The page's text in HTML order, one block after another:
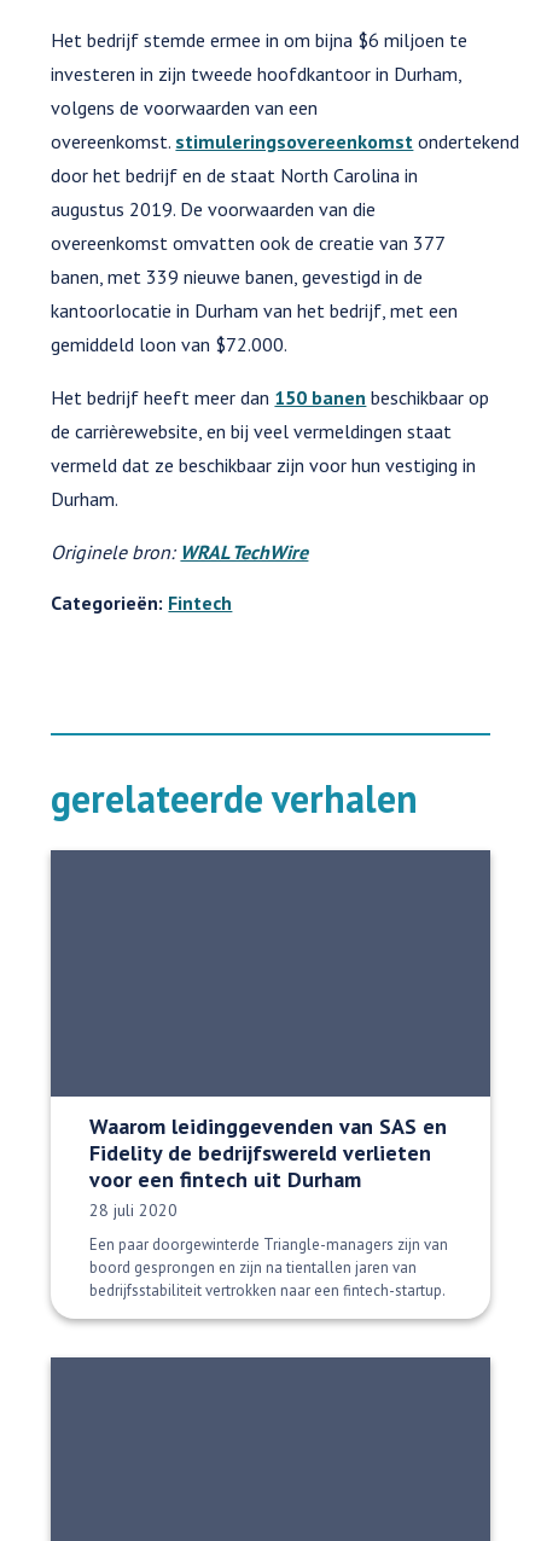
Het bedrijf stemde ermee in om bijna $6 miljoen te
investeren in zijn tweede hoofdkantoor in Durham,
volgens de voorwaarden van een
overeenkomst. stimuleringsovereenkomst ondertekend
door het bedrijf en de staat North Carolina in
augustus 2019. De voorwaarden van die
overeenkomst omvatten ook de creatie van 377
banen, met 339 nieuwe banen, gevestigd in de
kantoorlocatie in Durham van het bedrijf, met een
gemiddeld loon van $72.000.
Het bedrijf heeft meer dan 150 banen beschikbaar op
de carrièrewebsite, en bij veel vermeldingen staat
vermeld dat ze beschikbaar zijn voor hun vestiging in
Durham.
Originele bron: WRAL TechWire
Categorieën: Fintech
gerelateerde verhalen
Waarom leidinggevenden van SAS en
Fidelity de bedrijfswereld verlieten
voor een fintech uit Durham
Datum gepubliceerd:
28 juli 2020
Een paar doorgewinterde Triangle-managers zijn van
boord gesprongen en zijn na tientallen jaren van
bedrijfsstabiliteit vertrokken naar een fintech-startup.